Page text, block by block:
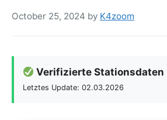
October 25, 2024 by K4zoom
Verifizierte Stationsdaten
Letztes Update: 02.03.2026